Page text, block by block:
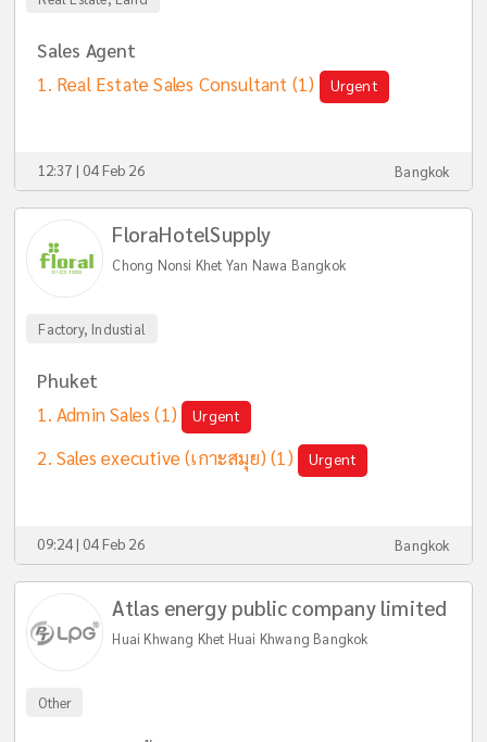
Sales Agent
Real Estate Sales Consultant (1) Urgent
12:37 | 04 Feb 26 Bangkok
FloraHotelSupply
Chong Nonsi Khet Yan Nawa Bangkok
Factory, Industial
Phuket
Admin Sales (1) Urgent
Sales executive (เกาะสมุย) (1) Urgent
09:24 | 04 Feb 26 Bangkok
Atlas energy public company limited
Huai Khwang Khet Huai Khwang Bangkok
Other